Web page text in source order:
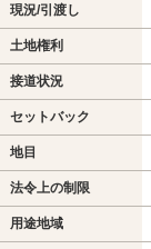
現況/引渡し
土地権利
接道状況
セットバック
地目
法令上の制限
用途地域